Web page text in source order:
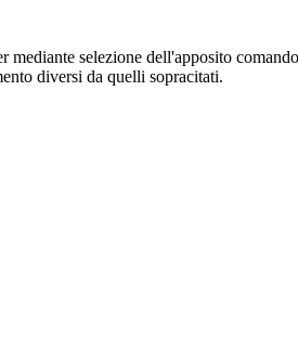
selezione dell'apposito
diversi da quelli sopracitati.